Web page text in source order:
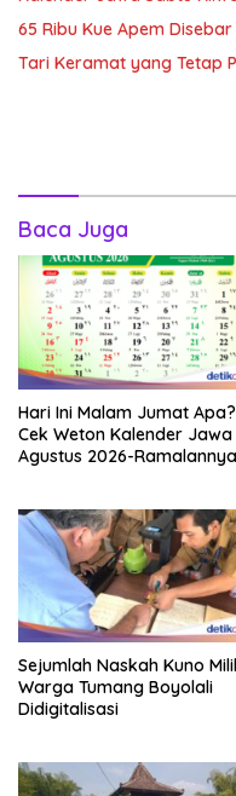
65 Ribu Kue Apem
Tari Keramat yang Tetap
Baca Juga
Hari Ini Malam Jumat Apa?
Cek Weton Kalender Jawa
Agustus 2026-
Sejumlah Naskah Kuno
Warga Tumang Boyolali
Didigitalisasi